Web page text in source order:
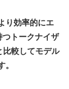
り効率的にエ
つトークナイザ
比較してモデル
。